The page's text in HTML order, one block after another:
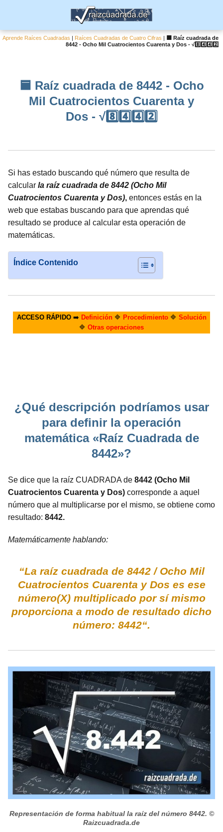
Aprende Raíces Cuadradas | Raíces Cuadradas de Cuatro Cifras |
🟦 Raíz cuadrada de
8442 - Ocho Mil Cuatrocientos Cuarenta y Dos - √8️⃣4️⃣4️⃣2️⃣
🟦 Raíz cuadrada de 8442 - Ocho
Mil Cuatrocientos Cuarenta y
Dos - √8️⃣4️⃣4️⃣2️⃣
Si has estado buscando qué número que resulta de
calcular la raíz cuadrada de 8442 (Ocho Mil
Cuatrocientos Cuarenta y Dos), entonces estás en la
web que estabas buscando para que aprendas qué
resultado se produce al calcular esta operación de
matemáticas.
Índice Contenido
ACCESO RÁPIDO➡️ Definición🔷 Procedimiento🔷 Solución
🔷 Otras operaciones
¿Qué descripción podríamos usar
para definir la operación
matemática «Raíz Cuadrada de
8442»?
Se dice que la raíz CUADRADA de 8442 (Ocho Mil
Cuatrocientos Cuarenta y Dos) corresponde a aquel
número que al multiplicarse por el mismo, se obtiene como
resultado: 8442.
Matemáticamente hablando:
“La raíz cuadrada de 8442 / Ocho Mil
Cuatrocientos Cuarenta y Dos es ese
número(X) multiplicado por sí mismo
proporciona a modo de resultado dicho
número: 8442“.
Representación de forma habitual la raíz del número 8442. ©
Raizcuadrada.de